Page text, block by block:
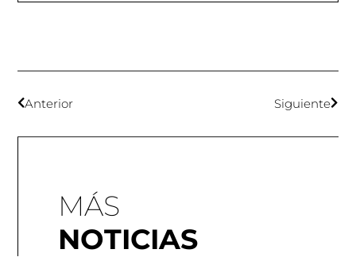
Anterior Siguiente
MÁS
NOTICIAS